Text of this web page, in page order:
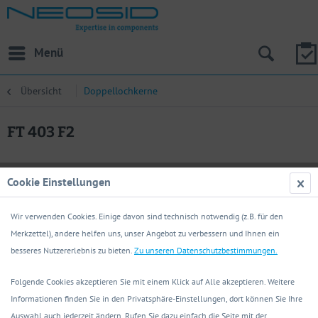
Menü
Übersicht Doppellochkerne
FT 403 F2
Cookie Einstellungen
Wir verwenden Cookies. Einige davon sind technisch notwendig (z.B. für den
Merkzettel), andere helfen uns, unser Angebot zu verbessern und Ihnen ein
besseres Nutzererlebnis zu bieten. Zu unseren Datenschutzbestimmungen.
Folgende Cookies akzeptieren Sie mit einem Klick auf Alle akzeptieren. Weitere
Informationen finden Sie in den Privatsphäre-Einstellungen, dort können Sie Ihre
Auswahl auch jederzeit ändern. Rufen Sie dazu einfach die Seite mit der